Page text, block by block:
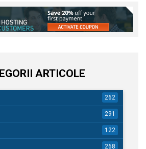
ARTICOLE
262
291
122
268